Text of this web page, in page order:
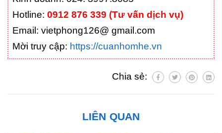
Hotline: 0912 876 339 (Tư vấn dịch vụ)
Email: vietphong126@ gmail.com
Mời truy cập: https://cuanhomhe.vn
Chia sẻ:
LIÊN QUAN